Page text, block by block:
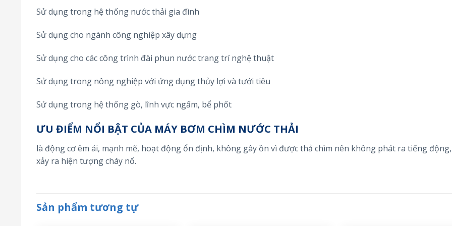
Sử dụng trong hệ thống nước thải gia đình
Sử dụng cho ngành công nghiệp xây dựng
Sử dụng cho các công trình đài phun nước trang trí nghệ thuật
Sử dụng trong nông nghiệp với ứng dụng thủy lợi và tưới tiêu
Sử dụng trong hệ thống gò, lĩnh vực ngấm, bể phốt
ƯU ĐIỂM NỔI BẬT CỦA MÁY BƠM CHÌM NƯỚC THẢI
là động cơ êm ái, mạnh mẽ, hoạt động ổn định, không gây ồn vì được thả chìm nên không phát ra tiếng
xảy ra hiện tượng cháy nổ.
Sản phẩm tương tự